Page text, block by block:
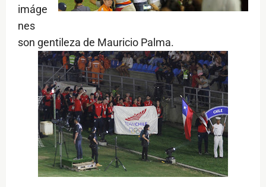
imáge
nes
son gentileza de Mauricio Palma.